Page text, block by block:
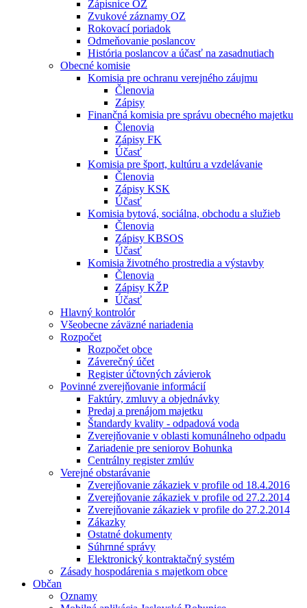
Zápisnice OZ
Zvukové záznamy OZ
Rokovací poriadok
Odmeňovanie poslancov
História poslancov a účasť na zasadnutiach
Obecné komisie
Komisia pre ochranu verejného záujmu
Členovia
Zápisy
Finančná komisia pre správu obecného majetku
Členovia
Zápisy FK
Účasť
Komisia pre šport, kultúru a vzdelávanie
Členovia
Zápisy KSK
Účasť
Komisia bytová, sociálna, obchodu a služieb
Členovia
Zápisy KBSOS
Účasť
Komisia životného prostredia a výstavby
Členovia
Zápisy KŽP
Účasť
Hlavný kontrolór
Všeobecne záväzné nariadenia
Rozpočet
Rozpočet obce
Záverečný účet
Register účtovných závierok
Povinné zverejňovanie informácií
Faktúry, zmluvy a objednávky
Predaj a prenájom majetku
Štandardy kvality - odpadová voda
Zverejňovanie v oblasti komunálneho odpadu
Zariadenie pre seniorov Bohunka
Centrálny register zmlúv
Verejné obstarávanie
Zverejňovanie zákaziek v profile od 18.4.2016
Zverejňovanie zákaziek v profile od 27.2.2014
Zverejňovanie zákaziek v profile do 27.2.2014
Zákazky
Ostatné dokumenty
Súhrnné správy
Elektronický kontraktačný systém
Zásady hospodárenia s majetkom obce
Občan
Oznamy